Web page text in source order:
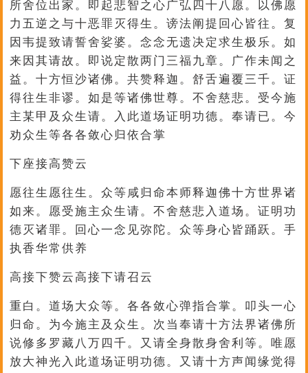
所舍位出家。即起悲智之心广弘四十八愿。以佛愿
力五逆之与十恶罪灭得生。谤法阐提回心皆往。复
因韦提致请誓舍娑婆。念念无遗决定求生极乐。如
来因其请故。即说定散两门三福九章。广作未闻之
益。十方恒沙诸佛。共赞释迦。舒舌遍覆三千。证
得往生非谬。如是等诸佛世尊。不舍慈悲。受今施
主某甲及众生请。入此道场证明功德。奉请已。今
劝众生等各各敛心归依合掌
下座接高赞云
愿往生愿往生。众等咸归命本师释迦佛十方世界诸
如来。愿受施主众生请。不舍慈悲入道场。证明功
德灭诸罪。回心一念见弥陀。众等身心皆踊跃。手
执香华常供养
高接下赞云高接下请召云
重白。道场大众等。各各敛心弹指合掌。叩头一心
归命。为今施主及众生。次当奉请十方法界诸佛所
说修多罗藏八万四千。又请全身散身舍利等。唯愿
放大神光入此道场证明功德。又请十方声闻缘觉得